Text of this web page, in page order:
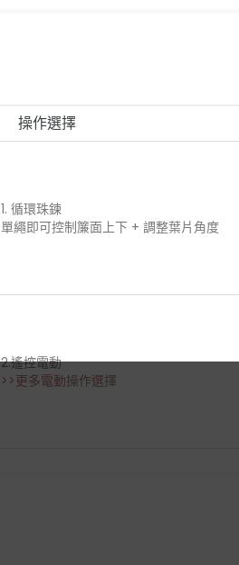
操作選擇
1. 循環珠鍊
單繩即可控制簾面上下 + 調整葉片角度
2.遙控電動
>>更多電動操作選擇